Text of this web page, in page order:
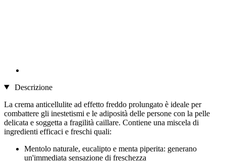
Descrizione
La crema anticellulite ad effetto freddo prolungato è ideale per
combattere gli inestetismi e le adiposità delle persone con la pelle
delicata e soggetta a fragilità caillare. Contiene una miscela di
ingredienti efficaci e freschi quali:
Mentolo naturale, eucalipto e menta piperita: generano
un'immediata sensazione di freschezza